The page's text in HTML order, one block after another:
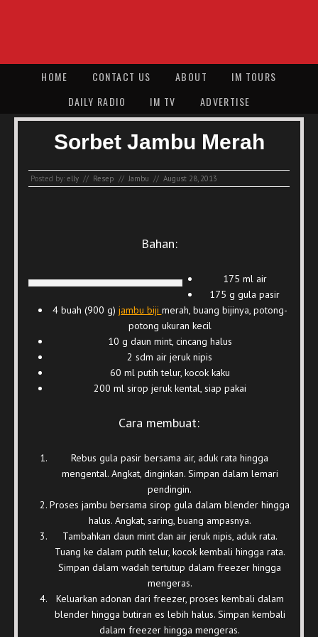
HOME CONTACT US ABOUT
IM TOURS
DAILY RADIO
IM TV ADVERTISE
Sorbet Jambu Merah
Posted by: elly // Resep // Jambu // August 28, 2013
Bahan:
175 ml air
175 g gula pasir
4 buah (900 g) jambu biji merah, buang bijinya, potong-
potong ukuran kecil
10 g daun mint, cincang halus
2 sdm air jeruk nipis
60 ml putih telur, kocok kaku
200 ml sirop jeruk kental, siap pakai
Cara membuat:
Rebus gula pasir bersama air, aduk rata hingga
mengental. Angkat, dinginkan. Simpan dalam lemari
pendingin.
Proses jambu bersama sirop gula dalam blender hingga
halus. Angkat, saring, buang ampasnya.
Tambahkan daun mint dan air jeruk nipis, aduk rata.
Tuang ke dalam putih telur, kocok kembali hingga rata.
Simpan dalam wadah tertutup dalam freezer hingga
mengeras.
Keluarkan adonan dari freezer, proses kembali dalam
blender hingga butiran es lebih halus. Simpan kembali
dalam freezer hingga mengeras.